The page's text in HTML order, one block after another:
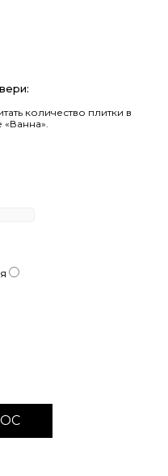
количество плитки в
«Ванна».